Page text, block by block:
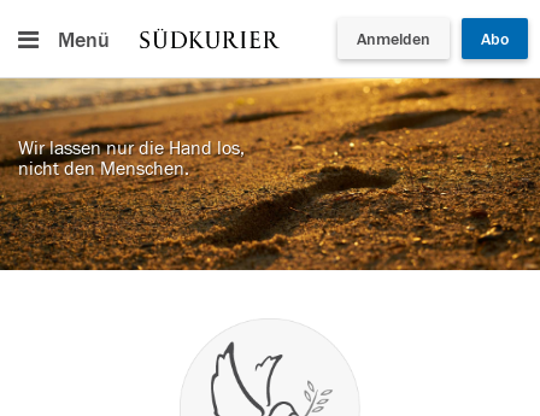
Menü Anmelden Abo
Wir lassen nur die Hand los,
nicht den Menschen.